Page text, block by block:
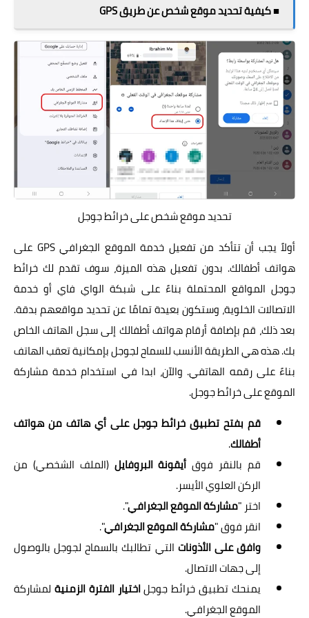
■ كيفية تحديد موقع شخص عن طريق GPS
تحديد موقع شخص على خرائط جوجل
أولاً يجب أن تتأكد من تفعيل خدمة الموقع الجغرافي GPS على
هواتف أطفالك. بدون تفعيل هذه الميزة، سوف تقدم لك خرائط
جوجل المواقع المحتملة بناءً على شبكة الواي فاي أو خدمة
الاتصالات الخلوية، وستكون بعيدة تمامًا عن تحديد مواقعهم بدقة.
بعد ذلك، قم بإضافة أرقام هواتف أطفالك إلى سجل الهاتف الخاص
بك. هذه هي الطريقة الأنسب للسماح لجوجل بإمكانية تعقب الهاتف
بناءً على رقمه الهاتفي. والآن، ابدا في استخدام خدمة مشاركة
الموقع على خرائط جوجل.
قم بفتح تطبيق خرائط جوجل على أي هاتف من هواتف
أطفالك.
قم بالنقر فوق أيقونة البروفايل (الملف الشخصي) من
الركن العلوي الأيسر.
اختر "مشاركة الموقع الجغرافي".
انقر فوق "مشاركة الموقع الجغرافي".
وافق على الأذونات التي تطالبك بالسماح لجوجل بالوصول
إلى جهات الاتصال.
يمنحك تطبيق خرائط جوجلاختيار الفترة الزمنية لمشاركة
الموقع الجغرافي.